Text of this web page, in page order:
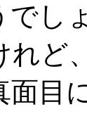
し
れど
面目